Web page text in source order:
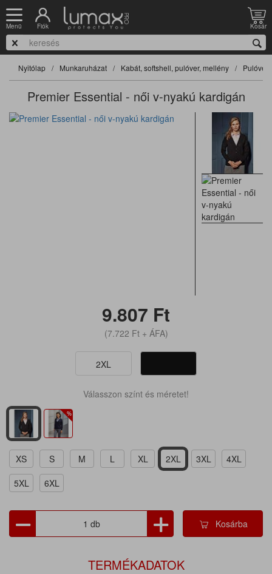
Menü Fiók Kosár
Nyitólap Munkaruházat Kabát, softshell, pulóver, mellény Pulóver
Premier Essential - női v-nyakú kardigán
9.807 Ft
(7.722 Ft+ ÁFA)
2XL
Válasszon színt és méretet!
XS S M L XL 2XL 3XL
4XL
5XL
6XL
Kosárba
TERMÉKADATOK